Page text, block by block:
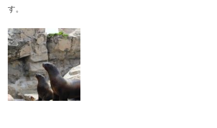
す。